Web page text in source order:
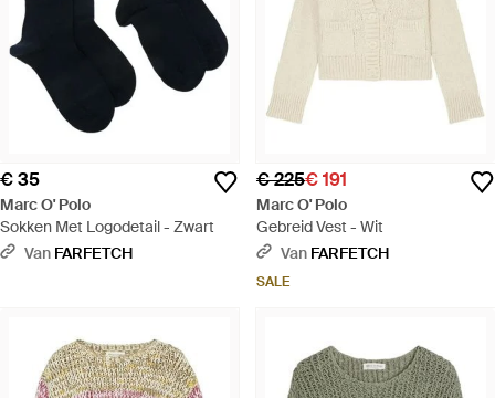
€ 35
Marc O' Polo
Sokken Met Logodetail - Zwart
Van FARFETCH
€ 225€ 191
Marc O' Polo
Gebreid Vest - Wit
Van FARFETCH
SALE